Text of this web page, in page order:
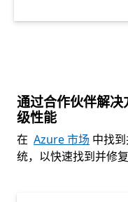
通过合作伙伴解
级性能
在 Azure 市场 中找
统，以快速找到并修